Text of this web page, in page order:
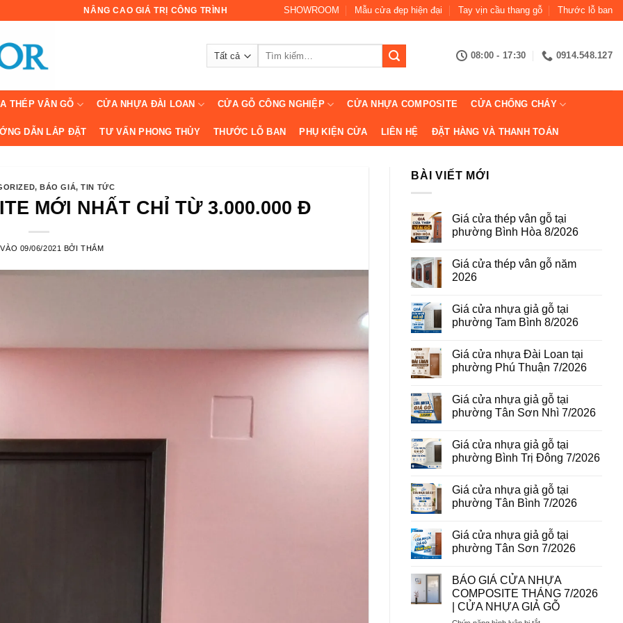
NÂNG CAO GIÁ TRỊ CÔNG TRÌNH SHOWROOM Mẫu cửa đẹp hiện đại Tay vịn cầu thang gỗ Thước lỗ ban
08:00 - 17:30 0914.548.127
THÉP VÂN GỖ CỬA NHỰA ĐÀI LOAN CỬA GỖ CÔNG NGHIỆP CỬA NHỰA COMPOSITE CỬA CHỐNG CHÁY
DẪN LẮP ĐẶT TƯ VẤN PHONG THỦY THƯỚC LỖ BAN PHỤ KIỆN CỬA LIÊN HỆ ĐẶT HÀNG VÀ THANH TOÁN
,BÁO GIÁ,TIN TỨC
MỚI NHẤT CHỈ TỪ 3.000.000 Đ
09/06/2021 BỞITHẮM
BÀI VIẾT MỚI
Giá cửa thép vân gỗ tại
phường Bình Hòa 8/2026
bình
luận
ở
thép
vân
gỗ
Bình
Hòa
8/2026
Giá cửa thép vân gỗ năm
2026
bình
luận
ở
thép
vân
gỗ
Giá cửa nhựa giả gỗ tại
phường Tam Bình 8/2026
bình
luận
ở
nhựa
giả
gỗ
Tam
Bình
8/2026
Giá cửa nhựa Đài Loan tại
phường Phú Thuận 7/2026
bình
luận
ở
nhựa
Đài
Loan
Phú
Thuận
7/2026
Giá cửa nhựa giả gỗ tại
phường Tân Sơn Nhì 7/2026
bình
luận
ở
nhựa
giả
gỗ
Tân
Sơn
Nhì
Giá cửa nhựa giả gỗ tại
phường Bình Trị Đông 7/2026
bình
luận
ở
nhựa
giả
gỗ
Bình
Trị
Đông
7/2026
Giá cửa nhựa giả gỗ tại
phường Tân Bình 7/2026
bình
luận
ở
nhựa
giả
gỗ
tại
Giá cửa nhựa giả gỗ tại
phường Tân Sơn 7/2026
bình
luận
ở
Giá
BÁO GIÁ CỬA NHỰA
COMPOSITE THÁNG 7/2026
| CỬA NHỰA GIẢ GỖ